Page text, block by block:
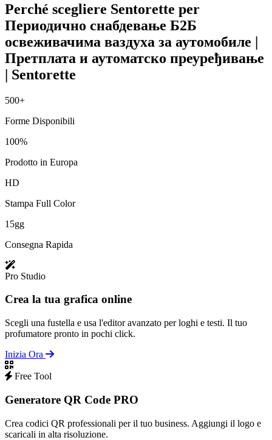
Perché scegliere Sentorette per
Периодично снабдевање Б2Б
освеживачима ваздуха за аутомобиле |
Претплата и аутоматско преуређивање
| Sentorette
500+
Forme Disponibili
100%
Prodotto in Europa
HD
Stampa Full Color
15gg
Consegna Rapida
Pro Studio
Crea la tua grafica online
Scegli una fustella e usa l'editor avanzato per loghi e testi. Il tuo
profumatore pronto in pochi click.
Inizia Ora
Free Tool
Generatore QR Code PRO
Crea codici QR professionali per il tuo business. Aggiungi il logo e
scaricali in alta risoluzione.